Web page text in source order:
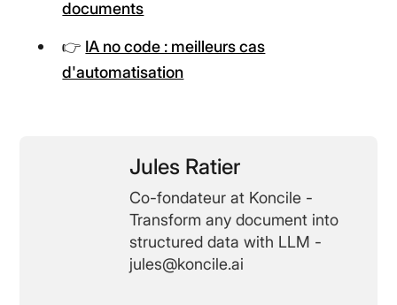
documents
👉 IA no code : meilleurs cas
d'automatisation
Jules Ratier
Co-fondateur at Koncile -
Transform any document into
structured data with LLM -
jules@koncile.ai